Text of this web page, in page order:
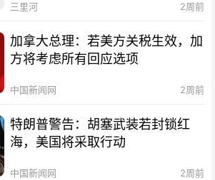
三里河 2周前
加拿大总理：若美方关税生效，加
方将考虑所有回应选项
中国新闻网 2周前
特朗普警告：胡塞武装若封锁红
海，美国将采取行动
中国新闻网 2周前